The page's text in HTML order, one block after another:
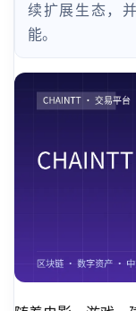
续扩展生态，
能。